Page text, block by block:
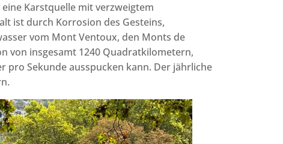
Karstquelle mit verzweigtem
ist durch Korrosion des Gesteins,
vom Mont Ventoux, den Monts de
von insgesamt 1240 Quadratkilometern,
pro Sekunde ausspucken kann. Der jährliche